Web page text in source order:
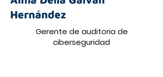
Hernández
Gerente de auditoria de
ciberseguridad